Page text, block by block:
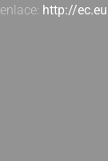
enlace: http://